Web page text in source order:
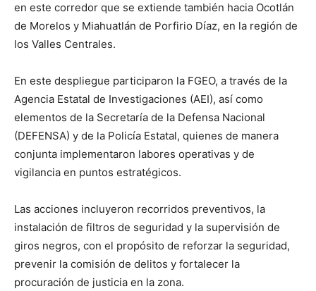
en este corredor que se extiende también hacia Ocotlán
de Morelos y Miahuatlán de Porfirio Díaz, en la región de
los Valles Centrales.
En este despliegue participaron la FGEO, a través de la
Agencia Estatal de Investigaciones (AEI), así como
elementos de la Secretaría de la Defensa Nacional
(DEFENSA) y de la Policía Estatal, quienes de manera
conjunta implementaron labores operativas y de
vigilancia en puntos estratégicos.
Las acciones incluyeron recorridos preventivos, la
instalación de filtros de seguridad y la supervisión de
giros negros, con el propósito de reforzar la seguridad,
prevenir la comisión de delitos y fortalecer la
procuración de justicia en la zona.